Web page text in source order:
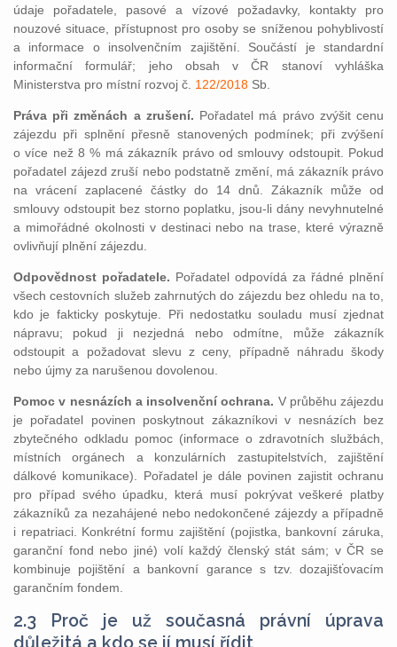
údaje pořadatele, pasové a vízové požadavky, kontakty pro
nouzové situace, přístupnost pro osoby se sníženou pohyblivostí
a informace o insolvenčním zajištění. Součástí je standardní
informační formulář; jeho obsah v ČR stanoví vyhláška
Ministerstva pro místní rozvoj č. 122/2018 Sb.
Práva při změnách a zrušení. Pořadatel má právo zvýšit cenu
zájezdu při splnění přesně stanovených podmínek; při zvýšení
o více než 8 % má zákazník právo od smlouvy odstoupit. Pokud
pořadatel zájezd zruší nebo podstatně změní, má zákazník právo
na vrácení zaplacené částky do 14 dnů. Zákazník může od
smlouvy odstoupit bez storno poplatku, jsou-li dány nevyhnutelné
a mimořádné okolnosti v destinaci nebo na trase, které výrazně
ovlivňují plnění zájezdu.
Odpovědnost pořadatele. Pořadatel odpovídá za řádné plnění
všech cestovních služeb zahrnutých do zájezdu bez ohledu na to,
kdo je fakticky poskytuje. Při nedostatku souladu musí zjednat
nápravu; pokud ji nezjedná nebo odmítne, může zákazník
odstoupit a požadovat slevu z ceny, případně náhradu škody
nebo újmy za narušenou dovolenou.
Pomoc v nesnázích a insolvenční ochrana. V průběhu zájezdu
je pořadatel povinen poskytnout zákazníkovi v nesnázích bez
zbytečného odkladu pomoc (informace o zdravotních službách,
místních orgánech a konzulárních zastupitelstvích, zajištění
dálkové komunikace). Pořadatel je dále povinen zajistit ochranu
pro případ svého úpadku, která musí pokrývat veškeré platby
zákazníků za nezahájené nebo nedokončené zájezdy a případně
i repatriaci. Konkrétní formu zajištění (pojistka, bankovní záruka,
garanční fond nebo jiné) volí každý členský stát sám; v ČR se
kombinuje pojištění a bankovní garance s tzv. dozajišťovacím
garančním fondem.
2.3 Proč je už současná právní úprava